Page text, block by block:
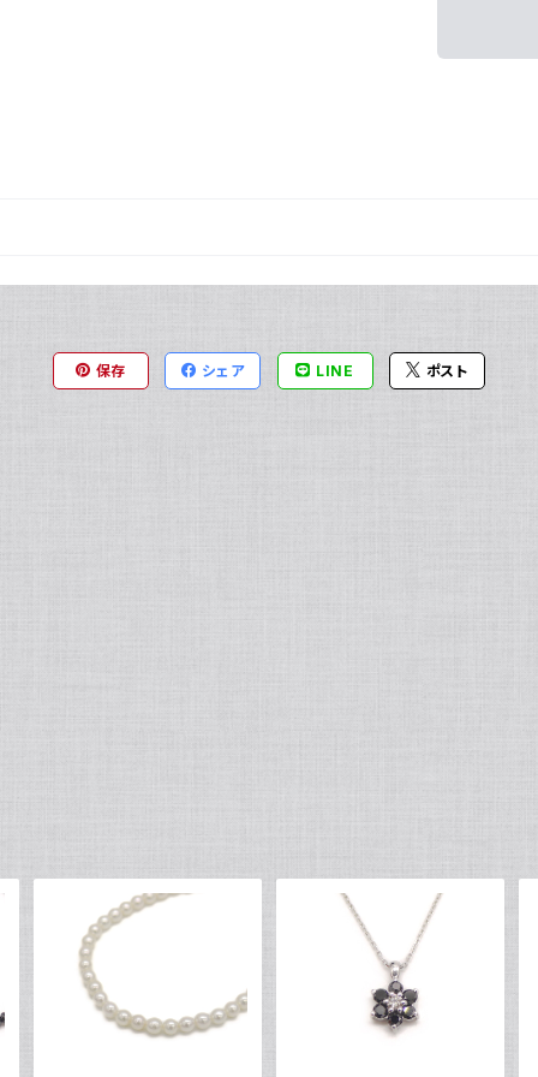
保存 シェア LINE ポスト